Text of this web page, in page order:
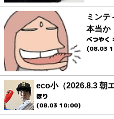
ミンテ
本当か
べつやく
(08.03
eco小（2026.8.3 朝
ほり
(08.03 10:00)